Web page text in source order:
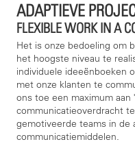
ADAPTIEVE
FLEXIBLE WORK IN A
Het is onze bedoeling om
het hoogste niveau te
individuele ideeënboeken
met onze klanten te
ons toe een maximum aan
communicatieoverdracht
gemotiveerde teams in de
communicatiemiddelen.